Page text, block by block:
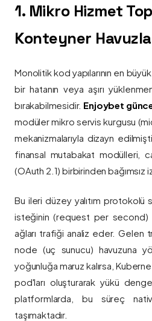
1. Mikro Hizmet
Konteyner
Monolitik kod yapılarının en
bir hatanın veya aşırı
bırakabilmesidir. Enjoybet
modüler mikro servis kurgusu
mekanizmalarıyla dizayn
finansal mutabakat modülleri,
(OAuth 2.1) birbirinden bağımsız
Bu ileri düzey yalıtım protokolü
isteğinin (request per second)
ağları trafiği analiz eder. Gelen
node (uç sunucu) havuzuna
yoğunluğa maruz kalırsa,
pod'ları oluşturarak yükü
platformlarda, bu süreç
taşımaktadır.